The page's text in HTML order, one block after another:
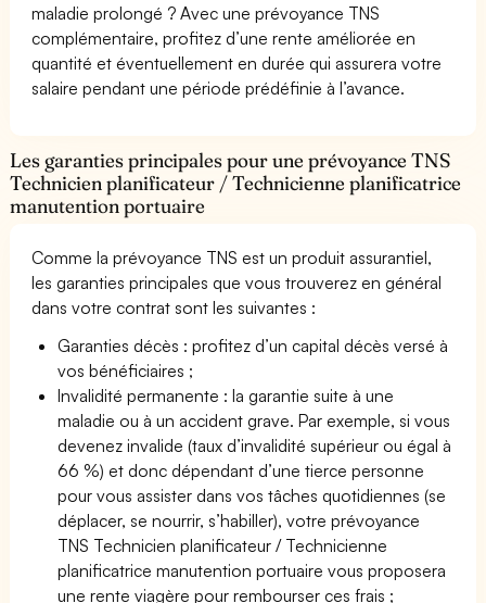
maladie prolongé ? Avec une prévoyance TNS
complémentaire, profitez d’une rente améliorée en
quantité et éventuellement en durée qui assurera votre
salaire pendant une période prédéfinie à l’avance.
Les garanties principales pour une prévoyance TNS
Technicien planificateur / Technicienne planificatrice
manutention portuaire
Comme la prévoyance TNS est un produit assurantiel,
les garanties principales que vous trouverez en général
dans votre contrat sont les suivantes :
Garanties décès : profitez d’un capital décès versé à
vos bénéficiaires ;
Invalidité permanente : la garantie suite à une
maladie ou à un accident grave. Par exemple, si vous
devenez invalide (taux d’invalidité supérieur ou égal à
66 %) et donc dépendant d’une tierce personne
pour vous assister dans vos tâches quotidiennes (se
déplacer, se nourrir, s’habiller), votre prévoyance
TNS Technicien planificateur / Technicienne
planificatrice manutention portuaire vous proposera
une rente viagère pour rembourser ces frais ;